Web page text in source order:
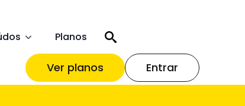
Planos
Ver planos Entrar